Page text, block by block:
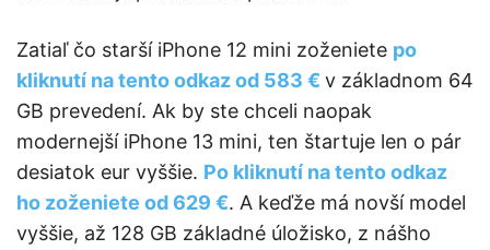
Zatiaľ čo starší iPhone 12 mini zoženiete po
kliknutí na tento odkaz od 583 € v základnom 64
GB prevedení. Ak by ste chceli naopak
modernejší iPhone 13 mini, ten štartuje len o pár
desiatok eur vyššie. Po kliknutí na tento odkaz
ho zoženiete od 629 €. A keďže má novší model
vyššie, až 128 GB základné úložisko, z nášho